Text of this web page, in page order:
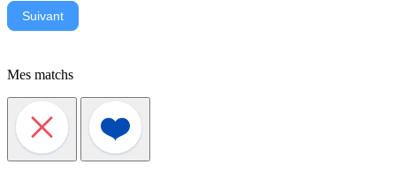
Suivant
Mes matchs